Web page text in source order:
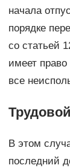
начала
порядке
со статьей
имеет
все
В этом
последний